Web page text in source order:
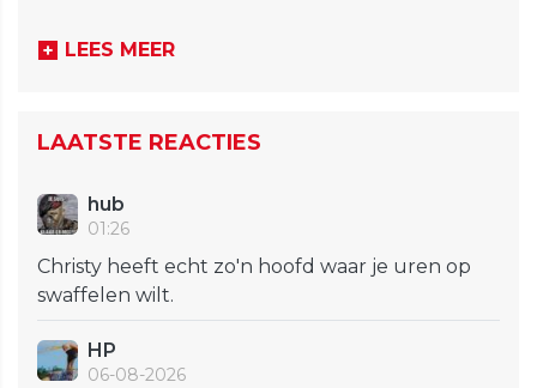
LEES MEER
LAATSTE REACTIES
hub
01:26
Christy heeft echt zo'n hoofd waar je uren op
swaffelen wilt.
HP
06-08-2026